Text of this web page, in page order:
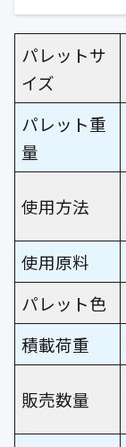
パレットサ
イズ
パレット重
量
使用方法
使用原料
パレット色
積載荷重
販売数量